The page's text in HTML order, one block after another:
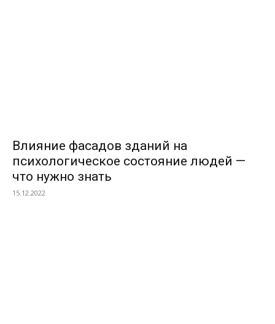
Влияние фасадов зданий на
психологическое состояние людей —
что нужно знать
15.12.2022